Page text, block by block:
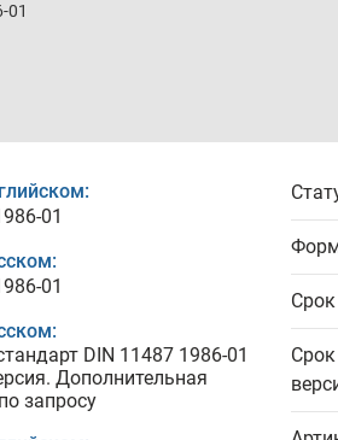
01
01
01
DIN 11487 1986-01
Дополнительная
запросу